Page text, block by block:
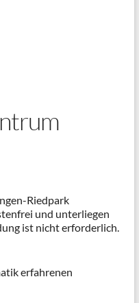
Riedpark
und unterliegen
ist nicht erforderlich.
erfahrenen